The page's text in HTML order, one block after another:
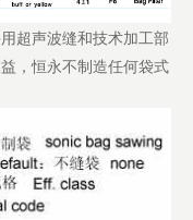
超声波缝和技术加工部
，恒永不制造任何袋式